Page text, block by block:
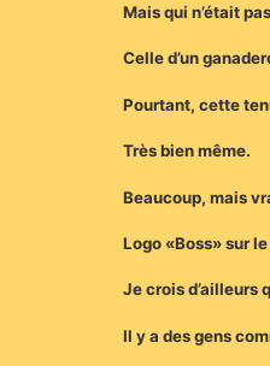
Mais qui n’était
Celle d’un
Pourtant, cette
Très bien même.
Beaucoup, mais
Logo «Boss» sur
Je crois d’ailleurs
Il y a des gens